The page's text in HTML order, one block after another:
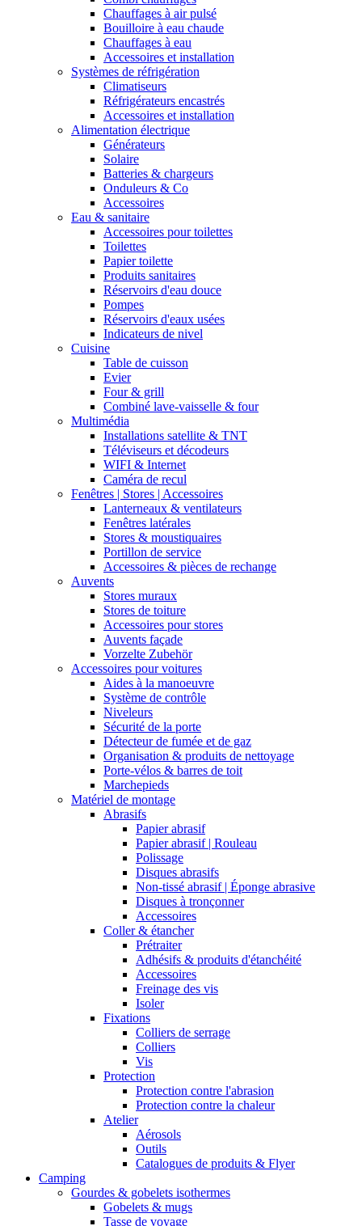
Chauffages à air pulsé
Bouilloire à eau chaude
Chauffages à eau
Accessoires et installation
Systèmes de réfrigération
Climatiseurs
Réfrigérateurs encastrés
Accessoires et installation
Alimentation électrique
Générateurs
Solaire
Batteries & chargeurs
Onduleurs & Co
Accessoires
Eau & sanitaire
Accessoires pour toilettes
Toilettes
Papier toilette
Produits sanitaires
Réservoirs d'eau douce
Pompes
Réservoirs d'eaux usées
Indicateurs de nivel
Cuisine
Table de cuisson
Evier
Four & grill
Combiné lave-vaisselle & four
Multimédia
Installations satellite & TNT
Téléviseurs et décodeurs
WIFI & Internet
Caméra de recul
Fenêtres | Stores | Accessoires
Lanterneaux & ventilateurs
Fenêtres latérales
Stores & moustiquaires
Portillon de service
Accessoires & pièces de rechange
Auvents
Stores muraux
Stores de toiture
Accessoires pour stores
Auvents façade
Vorzelte Zubehör
Accessoires pour voitures
Aides à la manoeuvre
Système de contrôle
Niveleurs
Sécurité de la porte
Détecteur de fumée et de gaz
Organisation & produits de nettoyage
Porte-vélos & barres de toit
Marchepieds
Matériel de montage
Abrasifs
Papier abrasif
Papier abrasif | Rouleau
Polissage
Disques abrasifs
Non-tissé abrasif | Éponge abrasive
Disques à tronçonner
Accessoires
Coller & étancher
Prétraiter
Adhésifs & produits d'étanchéité
Accessoires
Freinage des vis
Isoler
Fixations
Colliers de serrage
Colliers
Vis
Protection
Protection contre l'abrasion
Protection contre la chaleur
Atelier
Aérosols
Outils
Catalogues de produits & Flyer
Camping
Gourdes & gobelets isothermes
Gobelets & mugs
Tasse de voyage